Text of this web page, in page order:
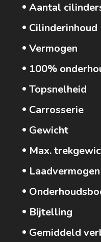
Aantal
Cilinderinhoud
Vermogen
100%
Topsnelheid
Carrosserie
Gewicht
Max.
Laadvermogen
Bijtelling
Gemiddeld